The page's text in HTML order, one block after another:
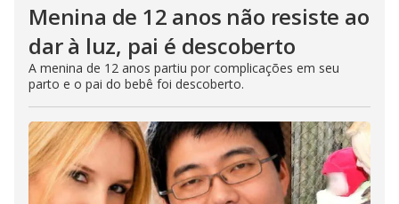
Menina de 12 anos não resiste ao
dar à luz, pai é descoberto
A menina de 12 anos partiu por complicações em seu
parto e o pai do bebê foi descoberto.